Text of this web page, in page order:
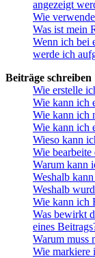
angezeigt
Wie
Was ist mein
Wenn ich bei
werde ich
Beiträge schreiben
Wie erstelle
Wie kann ich
Wie kann ich
Wie kann ich
Wieso kann
Wie
Warum kann
Weshalb
Weshalb
Wie kann ich
Was bewirkt
eines
Warum muss
Wie markiere